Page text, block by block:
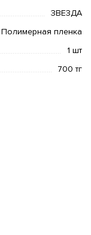
ЗВЕЗДА
Полимерная пленка
1 шт
700 тг